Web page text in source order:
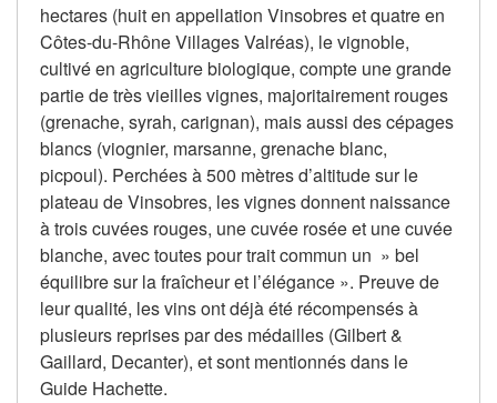
hectares (huit en appellation Vinsobres et quatre en
Côtes-du-Rhône Villages Valréas), le vignoble,
cultivé en agriculture biologique, compte une grande
partie de très vieilles vignes, majoritairement rouges
(grenache, syrah, carignan), mais aussi des cépages
blancs (viognier, marsanne, grenache blanc,
picpoul). Perchées à 500 mètres d’altitude sur le
plateau de Vinsobres, les vignes donnent naissance
à trois cuvées rouges, une cuvée rosée et une cuvée
blanche, avec toutes pour trait commun un » bel
équilibre sur la fraîcheur et l’élégance ». Preuve de
leur qualité, les vins ont déjà été récompensés à
plusieurs reprises par des médailles (Gilbert &
Gaillard, Decanter), et sont mentionnés dans le
Guide Hachette.